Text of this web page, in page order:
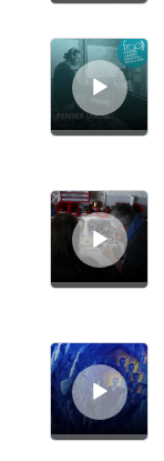
Lecteur audio
Lecteur audio
Lecteur audio